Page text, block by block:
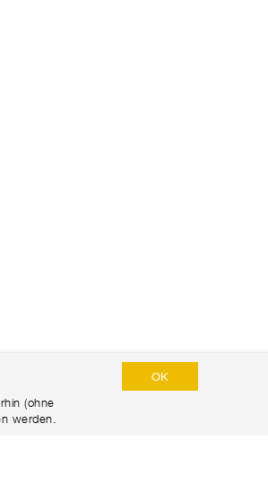
(ohne
werden.
OK